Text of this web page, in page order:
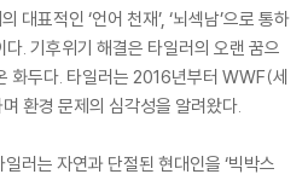
대표적인 ‘언어 천재’, ‘뇌섹남’으로 통하
. 기후위기 해결은 타일러의 오랜 꿈으
화두다. 타일러는 2016년부터 WWF(세
환경 문제의 심각성을 알려왔다.
일러는 자연과 단절된 현대인을 ‘빅박스